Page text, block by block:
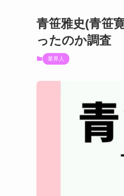
青笹雅史(青笹
ったのか調査
業界人